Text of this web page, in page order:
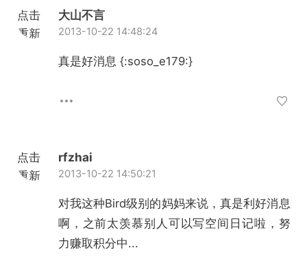
点击
重新
大山不言
2013-10-22 14:48:24
真是好消息 {:soso_e179:}
点击
重新
rfzhai
2013-10-22 14:50:21
对我这种Bird级别的妈妈来说，真是利好消息
啊，之前太羡慕别人可以写空间日记啦，努
力赚取积分中...